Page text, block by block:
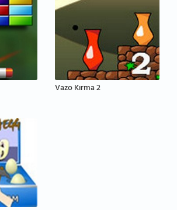
Vazo Kırma 2